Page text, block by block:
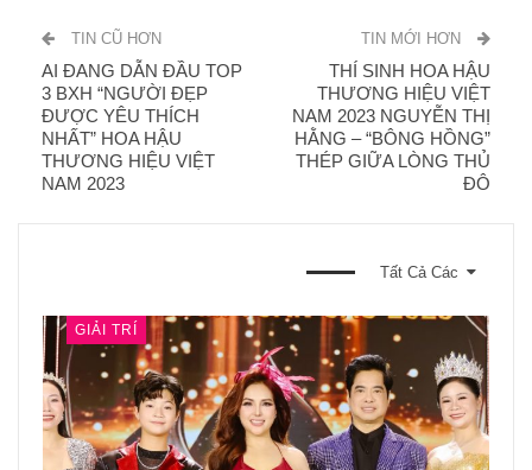
TIN CŨ HƠN
AI ĐANG DẪN ĐẦU TOP
3 BXH “NGƯỜI ĐẸP
ĐƯỢC YÊU THÍCH
NHẤT” HOA HẬU
THƯƠNG HIỆU VIỆT
NAM 2023
TIN MỚI HƠN
THÍ SINH HOA HẬU
THƯƠNG HIỆU VIỆT
NAM 2023 NGUYỄN THỊ
HẰNG – “BÔNG HỒNG”
THÉP GIỮA LÒNG THỦ
ĐÔ
Tất Cả Các
GIẢI TRÍ